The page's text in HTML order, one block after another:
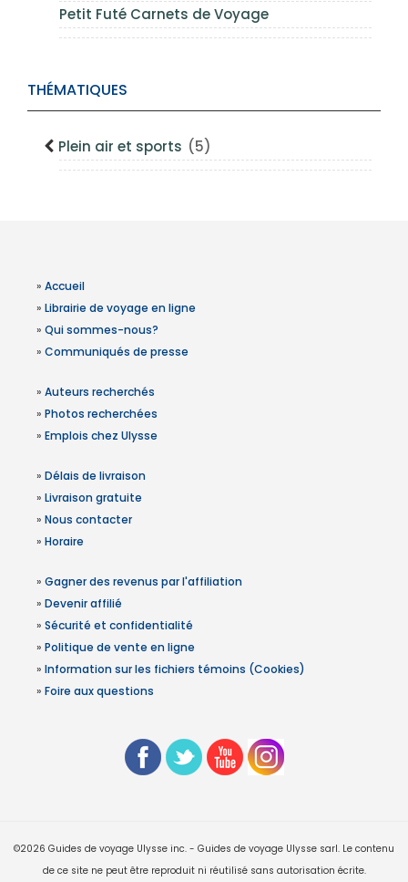
Petit Futé Carnets de Voyage
THÉMATIQUES
Plein air et sports (5)
» Accueil
» Librairie de voyage en ligne
» Qui sommes-nous?
» Communiqués de presse
» Auteurs recherchés
» Photos recherchées
» Emplois chez Ulysse
» Délais de livraison
» Livraison gratuite
» Nous contacter
» Horaire
» Gagner des revenus par l'affiliation
» Devenir affilié
» Sécurité et confidentialité
» Politique de vente en ligne
» Information sur les fichiers témoins (Cookies)
» Foire aux questions
©2026 Guides de voyage Ulysse inc. - Guides de voyage Ulysse sarl. Le contenu
de ce site ne peut être reproduit ni réutilisé sans autorisation écrite.